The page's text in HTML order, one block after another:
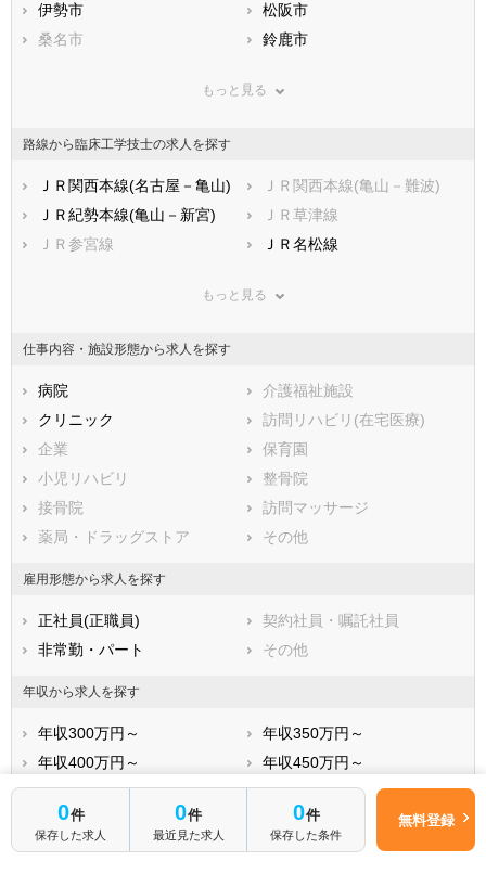
0件
保存した求人
0件
最近見た求人
0件
保存した条件
無料登録
滋賀県
兵庫県
山口県
福岡県
佐賀県
熊本県
大分県
宮崎県
鹿児島県
沖縄県
伊勢市
松阪市
桑名市
鈴鹿市
鳥羽市
志摩市
桑名郡木曽岬町
員弁郡東員町
三重郡菰野町
三重郡朝日町
三重郡川越町
多気郡多気町
度会郡度会町
北牟婁郡紀北町
南牟婁郡紀宝町
もっと見る
路線から臨床工学技士の求人を探す
ＪＲ関西本線(名古屋－亀山)
ＪＲ関西本線(亀山－難波)
ＪＲ紀勢本線(亀山－新宮)
ＪＲ草津線
ＪＲ参宮線
ＪＲ名松線
近鉄湯の山線
近鉄鳥羽線
四日市あすなろう鉄道八王子
線
三岐鉄道三岐線
三岐鉄道北勢線
伊勢鉄道
伊賀鉄道伊賀線
養老鉄道養老線
もっと見る
仕事内容・施設形態から求人を探す
病院
介護福祉施設
クリニック
訪問リハビリ(在宅医療)
企業
保育園
小児リハビリ
整骨院
接骨院
訪問マッサージ
薬局・ドラッグストア
その他
雇用形態から求人を探す
正社員(正職員)
契約社員・嘱託社員
非常勤・パート
その他
年収から求人を探す
年収300万円～
年収350万円～
年収400万円～
年収450万円～
年収500万円～
年収550万円～
年収600万円～
年収650万円～
年収700万円～